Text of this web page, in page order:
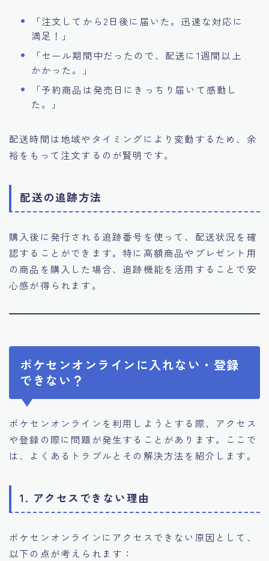
「注文してから2日後に届いた。迅速な対応に
満足！」
「セール期間中だったので、配送に1週間以上
かかった。」
「予約商品は発売日にきっちり届いて感動し
た。」
配送時間は地域やタイミングにより変動するため、余
裕をもって注文するのが賢明です。
配送の追跡方法
購入後に発行される追跡番号を使って、配送状況を確
認することができます。特に高額商品やプレゼント用
の商品を購入した場合、追跡機能を活用することで安
心感が得られます。
ポケセンオンラインに入れない・登録
できない？
ポケセンオンラインを利用しようとする際、アクセス
や登録の際に問題が発生することがあります。ここで
は、よくあるトラブルとその解決方法を紹介します。
1. アクセスできない理由
ポケセンオンラインにアクセスできない原因として、
以下の点が考えられます：